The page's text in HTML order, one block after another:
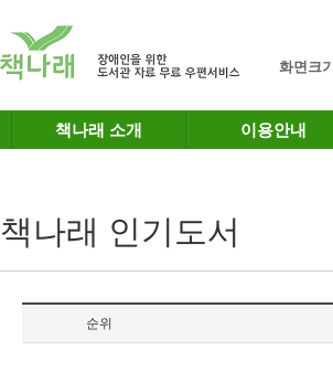
화면크
책나래 소개 이용안내
책나래 인기도서
순위